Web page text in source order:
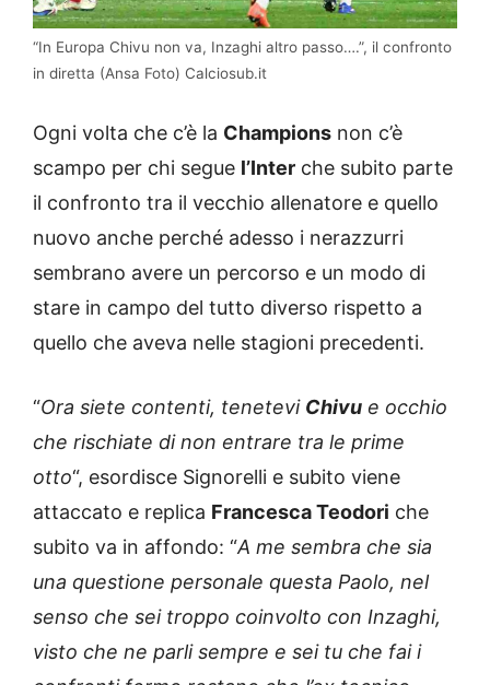
“In Europa Chivu non va, Inzaghi altro passo….”, il confronto
in diretta (Ansa Foto) Calciosub.it
Ogni volta che c’è la Champions non c’è
scampo per chi segue l’Inter che subito parte
il confronto tra il vecchio allenatore e quello
nuovo anche perché adesso i nerazzurri
sembrano avere un percorso e un modo di
stare in campo del tutto diverso rispetto a
quello che aveva nelle stagioni precedenti.
“Ora siete contenti, tenetevi Chivu e occhio
che rischiate di non entrare tra le prime
otto“, esordisce Signorelli e subito viene
attaccato e replica Francesca Teodori che
subito va in affondo: “A me sembra che sia
una questione personale questa Paolo, nel
senso che sei troppo coinvolto con Inzaghi,
visto che ne parli sempre e sei tu che fai i